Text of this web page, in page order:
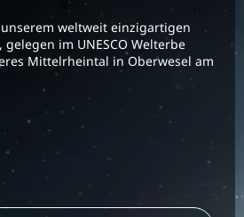
weltweit einzigartigen
im UNESCO Welterbe
Mittelrheintal in Oberwesel am